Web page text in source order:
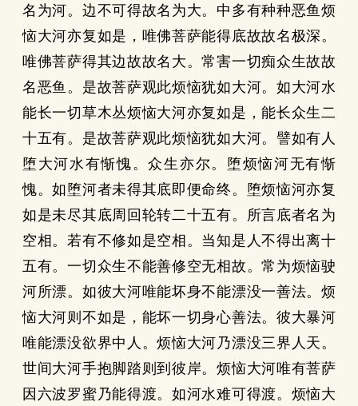
名为河。边不可得故名为大。中多有种种恶鱼烦
恼大河亦复如是，唯佛菩萨能得底故故名极深。
唯佛菩萨得其边故故名大。常害一切痴众生故故
名恶鱼。是故菩萨观此烦恼犹如大河。如大河水
能长一切草木丛烦恼大河亦复如是，能长众生二
十五有。是故菩萨观此烦恼犹如大河。譬如有人
堕大河水有惭愧。众生亦尔。堕烦恼河无有惭
愧。如堕河者未得其底即便命终。堕烦恼河亦复
如是未尽其底周回轮转二十五有。所言底者名为
空相。若有不修如是空相。当知是人不得出离十
五有。一切众生不能善修空无相故。常为烦恼驶
河所漂。如彼大河唯能坏身不能漂没一善法。烦
恼大河则不如是，能坏一切身心善法。彼大暴河
唯能漂没欲界中人。烦恼大河乃漂没三界人天。
世间大河手抱脚踏则到彼岸。烦恼大河唯有菩萨
因六波罗蜜乃能得渡。如河水难可得渡。烦恼大